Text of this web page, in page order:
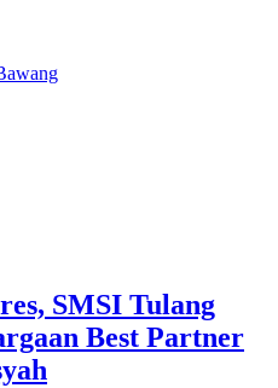
SMSI Tulang
Best Partner